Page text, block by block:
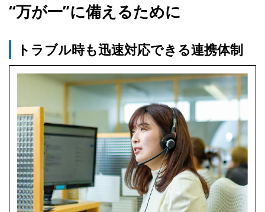
“万が一”に備えるために
トラブル時も迅速対応できる連携体制